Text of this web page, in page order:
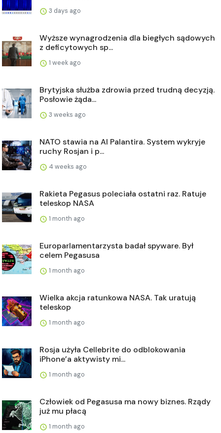
3 days ago
Wyższe wynagrodzenia dla biegłych sądowych
z deficytowych sp...
1 week ago
Brytyjska służba zdrowia przed trudną decyzją.
Posłowie żąda...
3 weeks ago
NATO stawia na AI Palantira. System wykryje
ruchy Rosjan i p...
4 weeks ago
Rakieta Pegasus poleciała ostatni raz. Ratuje
teleskop NASA
1 month ago
Europarlamentarzysta badał spyware. Był
celem Pegasusa
1 month ago
Wielka akcja ratunkowa NASA. Tak uratują
teleskop
1 month ago
Rosja użyła Cellebrite do odblokowania
iPhone’a aktywisty mi...
1 month ago
Człowiek od Pegasusa ma nowy biznes. Rządy
już mu płacą
1 month ago